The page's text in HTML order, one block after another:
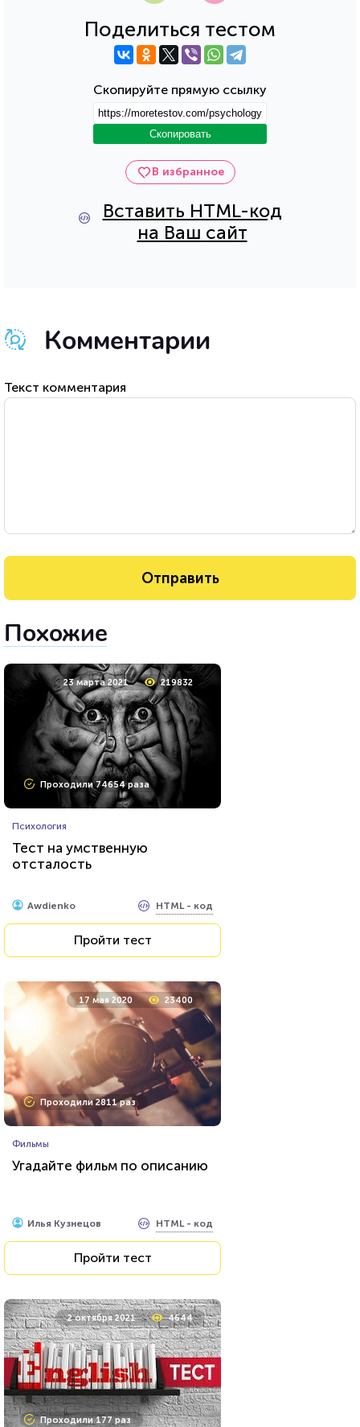
В избранное
Вставить HTML-код
на Ваш сайт
Поделиться тестом
Скопируйте прямую ссылку
Скопировать
Комментарии
Текст комментария
Похожие
23 марта 2021 219832
Проходили 74654 раза
Психология
Тест на умственную
отсталость
Awdienko HTML - код
Пройти тест
17 мая 2020 23400
Проходили 2811 раз
Фильмы
Угадайте фильм по описанию
Илья Кузнецов HTML - код
Пройти тест
2 октября 2021 4644
Проходили 177 раз